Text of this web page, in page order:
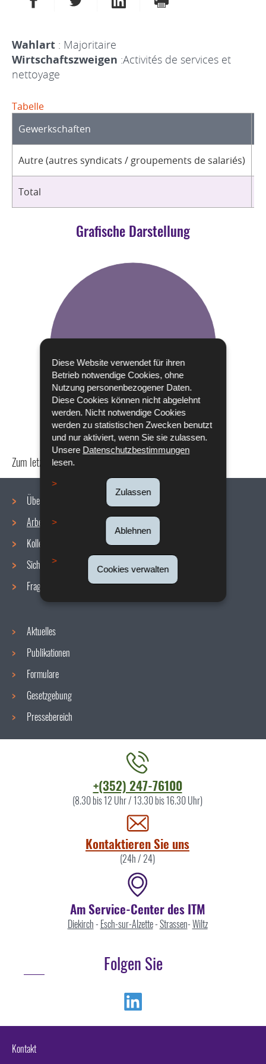
Diese Website verwendet für ihren
Betrieb notwendige Cookies, ohne
Nutzung personenbezogener Daten.
Diese Cookies können nicht abgelehnt
werden. Nicht notwendige Cookies
werden zu statistischen Zwecken benutzt
und nur aktiviert, wenn Sie sie zulassen.
Unsere Datenschutzbestimmungen
lesen.
Zulassen
Ablehnen
Cookies verwalten
Wahlart : Majoritaire
Wirtschaftszweigen :Activités de services et
nettoyage
Tabelle
Gewerkschaften
Autre (autres syndicats / groupements de salariés)
Total
Grafische Darstellung
Zum letzten Mal aktualisiert am
Navigationsmenü
Über uns
Arbeitsbedingungen
Kollektive Vereinbarungen
Sicherheit/Gesundheit am Arbeitsplatz
Fragen / Antworten
Aktuelles
Publikationen
Formulare
Gesetzgebung
Pressebereich
+(352) 247-76100
(8.30 bis 12 Uhr / 13.30 bis 16.30 Uhr)
Kontaktieren Sie uns
(24h / 24)
Am Service-Center des ITM
Diekirch- Esch-sur-Alzette-Strassen-Wiltz
Folgen Sie
Kontakt